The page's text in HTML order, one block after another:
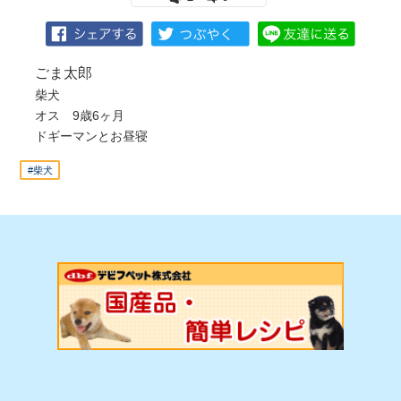
ごま太郎
柴犬
オス 9歳6ヶ月
ドギーマンとお昼寝
#柴犬